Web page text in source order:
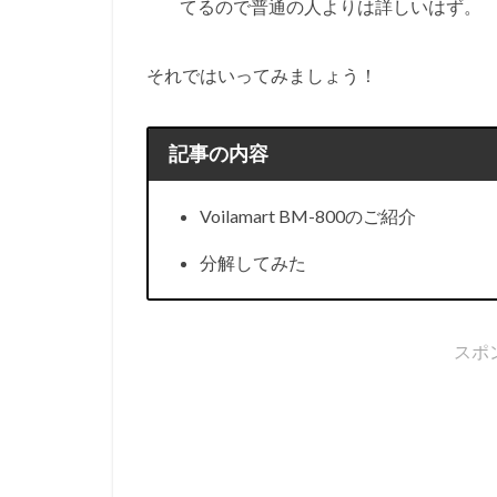
てるので普通の人よりは詳しいはず。
それではいってみましょう！
記事の内容
Voilamart BM-800のご紹介
分解してみた
スポ